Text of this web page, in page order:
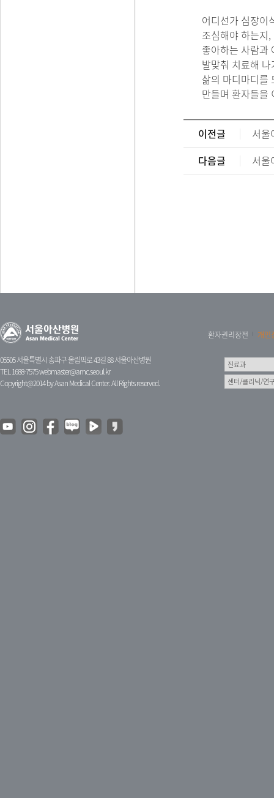
어디선가 심장이
조심해야 하는지
좋아하는 사람과
발맞춰 치료해
삶의 마디마디를
만들며 환자들을
이전글
서울
다음글
서울
05505 서울특별시 송파구 올림픽로 43길 88 서울아산병원
TEL 1688-7575webmaster@amc.seoul.kr
Copyright@2014 by Asan Medical Center. All Rights reserved.
환자권리장전 개인